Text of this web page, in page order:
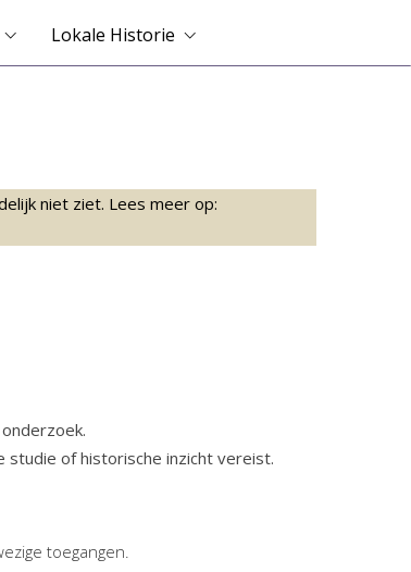
Lokale Historie
niet ziet. Lees meer op:
studie of historische inzicht vereist.
toegangen.